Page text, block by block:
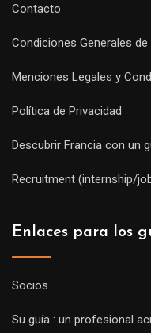
Contacto
Condiciones Generales
Menciones Legales y
Política de Privacidad
Descubrir Francia con un
Recruitment (internship/
Enlaces para los
Socios
Su guía : un profesional